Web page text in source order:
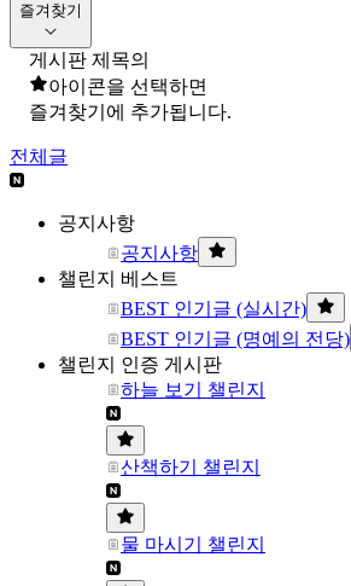
즐겨찾기
게시판 제목의
아이콘을 선택하면
즐겨찾기에 추가됩니다.
전체글
공지사항
공지사항
챌린지 베스트
BEST 인기글 (실시간)
BEST 인기글 (명예의 전당)
챌린지 인증 게시판
하늘 보기 챌린지
산책하기 챌린지
물 마시기 챌린지